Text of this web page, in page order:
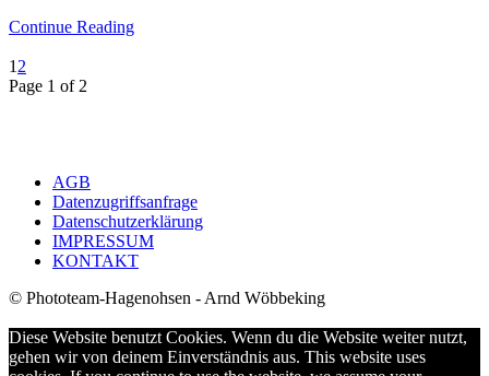
Continue Reading
1 2
Page 1 of 2
AGB
Datenzugriffsanfrage
Datenschutzerklärung
IMPRESSUM
KONTAKT
© Phototeam-Hagenohsen - Arnd Wöbbeking
Diese Website benutzt Cookies. Wenn du die Website weiter nutzt,
gehen wir von deinem Einverständnis aus. This website uses